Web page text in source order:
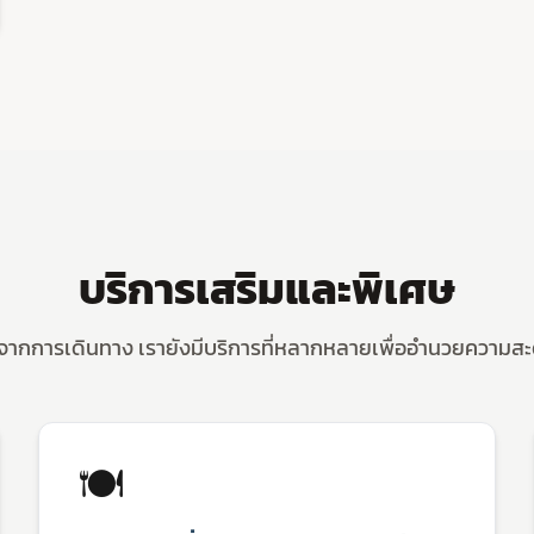
บริการเสริมและพิเศษ
กการเดินทาง เรายังมีบริการที่หลากหลายเพื่ออำนวยความ
🍽️